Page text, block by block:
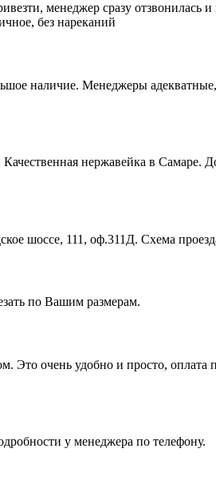
менеджер сразу
без нареканий
наличие. Менеджеры
Качественная нержавейка в
шоссе, 111, оф.311Д. Схема
по Вашим размерам.
очень удобно и просто, оплата
у менеджера по телефону.